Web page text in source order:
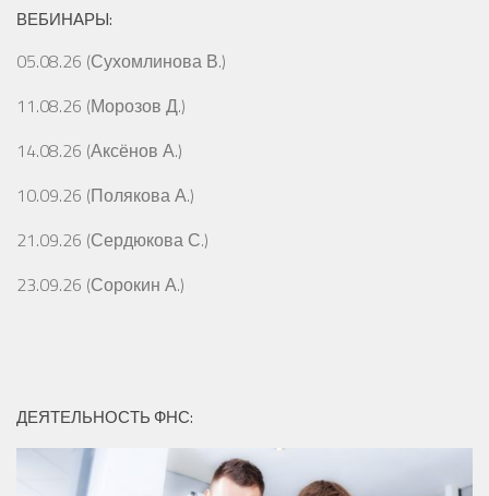
ВЕБИНАРЫ:
05.08.26 (Сухомлинова В.)
11.08.26 (Морозов Д.)
14.08.26 (Аксёнов А.)
10.09.26 (Полякова А.)
21.09.26 (Сердюкова С.)
23.09.26 (Сорокин А.)
ДЕЯТЕЛЬНОСТЬ ФНС: